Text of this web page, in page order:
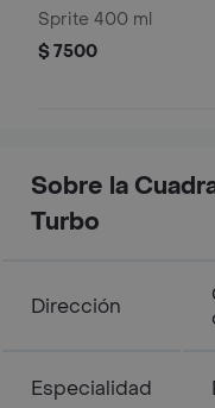
Sprite 400 ml
$ 7500
Sobre la
Turbo
Dirección
Especialidad